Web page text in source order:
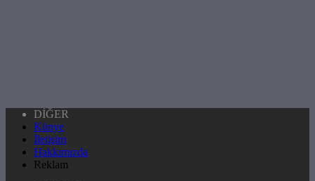
DİĞER
Künye
İletişim
Hakkımızda
Reklam